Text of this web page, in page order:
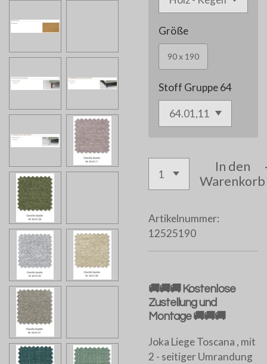
Größe
90 x 190
Stoff Gruppe 64
In den
Warenkorb
Artikelnummer:
12525190
🚚🚚🚚 Kostenlose
Zustellung und
Montage 🚚🚚🚚
Joka Liege Toscana , mit
2 - seitiger Umrandung